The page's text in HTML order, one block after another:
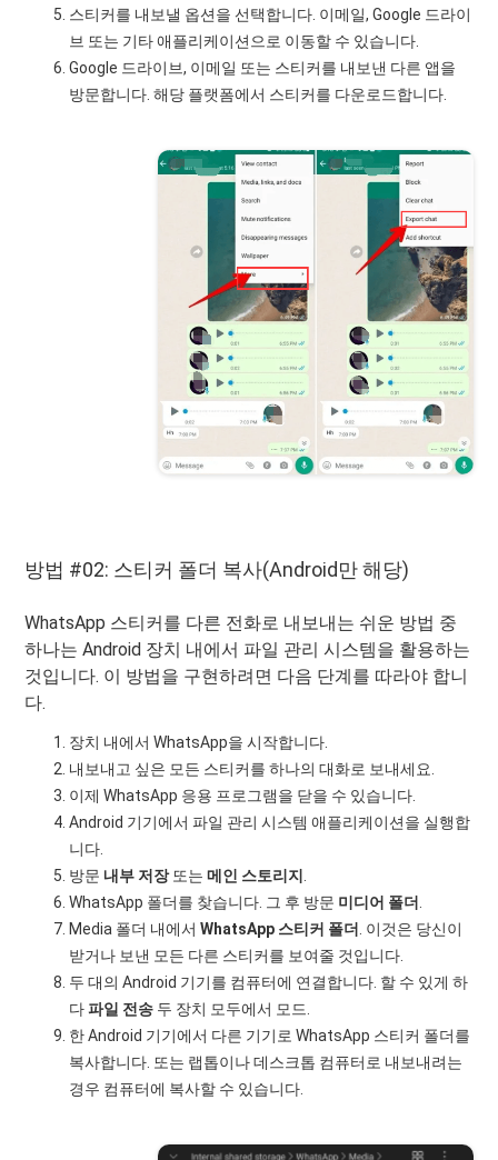
스티커를 내보낼 옵션을 선택합니다. 이메일, Google 드라이
브 또는 기타 애플리케이션으로 이동할 수 있습니다.
Google 드라이브, 이메일 또는 스티커를 내보낸 다른 앱을
방문합니다. 해당 플랫폼에서 스티커를 다운로드합니다.
방법 #02: 스티커 폴더 복사(Android만 해당)
WhatsApp 스티커를 다른 전화로 내보내는 쉬운 방법 중
하나는 Android 장치 내에서 파일 관리 시스템을 활용하는
것입니다. 이 방법을 구현하려면 다음 단계를 따라야 합니
다.
장치 내에서 WhatsApp을 시작합니다.
내보내고 싶은 모든 스티커를 하나의 대화로 보내세요.
이제 WhatsApp 응용 프로그램을 닫을 수 있습니다.
Android 기기에서 파일 관리 시스템 애플리케이션을 실행합
니다.
방문 내부 저장또는메인 스토리지 .
WhatsApp 폴더를 찾습니다. 그 후 방문 미디어 폴더 .
Media 폴더 내에서WhatsApp 스티커 폴더 . 이것은 당신이
받거나 보낸 모든 다른 스티커를 보여줄 것입니다.
두 대의 Android 기기를 컴퓨터에 연결합니다. 할 수 있게 하
다파일 전송 두 장치 모두에서 모드.
한 Android 기기에서 다른 기기로 WhatsApp 스티커 폴더를
복사합니다. 또는 랩톱이나 데스크톱 컴퓨터로 내보내려는
경우 컴퓨터에 복사할 수 있습니다.